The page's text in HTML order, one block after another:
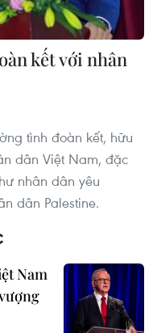
kết với nhân
tình đoàn kết, hữu
dân Việt Nam, đặc
nhân dân yêu
dân Palestine.
Nam